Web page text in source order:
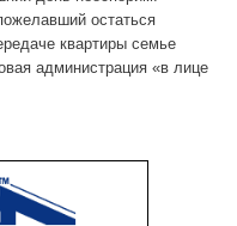
остаться
квартиры семье
администрация «в лице